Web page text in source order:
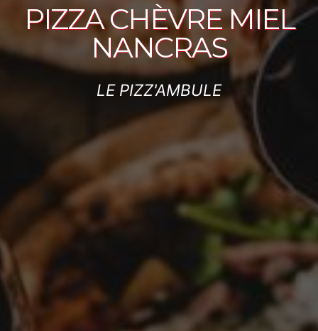
PIZZA CHÈVRE MIEL
NANCRAS
LE PIZZ'AMBULE